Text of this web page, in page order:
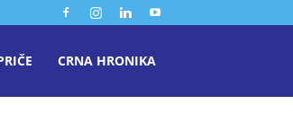
CRNA HRONIKA